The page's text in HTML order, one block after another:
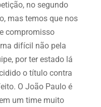
no segundo
mas temos que nos
compromisso
difícil não pela
por ter estado lá
o título contra
O João Paulo é
um time muito